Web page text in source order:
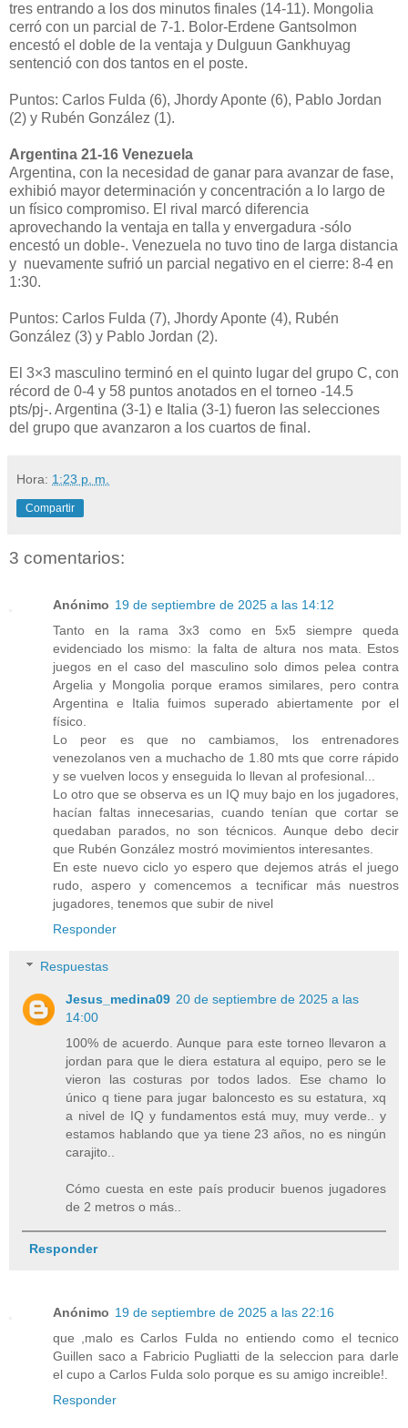
tres entrando a los dos minutos finales (14-11). Mongolia
cerró con un parcial de 7-1. Bolor-Erdene Gantsolmon
encestó el doble de la ventaja y Dulguun Gankhuyag
sentenció con dos tantos en el poste.
Puntos: Carlos Fulda (6), Jhordy Aponte (6), Pablo Jordan
(2) y Rubén González (1).
Argentina 21-16 Venezuela
Argentina, con la necesidad de ganar para avanzar de fase,
exhibió mayor determinación y concentración a lo largo de
un físico compromiso. El rival marcó diferencia
aprovechando la ventaja en talla y envergadura -sólo
encestó un doble-. Venezuela no tuvo tino de larga distancia
y nuevamente sufrió un parcial negativo en el cierre: 8-4 en
1:30.
Puntos: Carlos Fulda (7), Jhordy Aponte (4), Rubén
González (3) y Pablo Jordan (2).
El 3×3 masculino terminó en el quinto lugar del grupo C, con
récord de 0-4 y 58 puntos anotados en el torneo -14.5
pts/pj-. Argentina (3-1) e Italia (3-1) fueron las selecciones
del grupo que avanzaron a los cuartos de final.
Hora: 1:23 p. m.
Compartir
3 comentarios:
Anónimo 19 de septiembre de 2025 a las 14:12
Tanto en la rama 3x3 como en 5x5 siempre queda
evidenciado los mismo: la falta de altura nos mata. Estos
juegos en el caso del masculino solo dimos pelea contra
Argelia y Mongolia porque eramos similares, pero contra
Argentina e Italia fuimos superado abiertamente por el
físico.
Lo peor es que no cambiamos, los entrenadores
venezolanos ven a muchacho de 1.80 mts que corre rápido
y se vuelven locos y enseguida lo llevan al profesional...
Lo otro que se observa es un IQ muy bajo en los jugadores,
hacían faltas innecesarias, cuando tenían que cortar se
quedaban parados, no son técnicos. Aunque debo decir
que Rubén González mostró movimientos interesantes.
En este nuevo ciclo yo espero que dejemos atrás el juego
rudo, aspero y comencemos a tecnificar más nuestros
jugadores, tenemos que subir de nivel
Responder
Respuestas
Jesus_medina09 20 de septiembre de 2025 a las
14:00
100% de acuerdo. Aunque para este torneo llevaron a
jordan para que le diera estatura al equipo, pero se le
vieron las costuras por todos lados. Ese chamo lo
único q tiene para jugar baloncesto es su estatura, xq
a nivel de IQ y fundamentos está muy, muy verde.. y
estamos hablando que ya tiene 23 años, no es ningún
carajito..
Cómo cuesta en este país producir buenos jugadores
de 2 metros o más..
Responder
Anónimo 19 de septiembre de 2025 a las 22:16
que ,malo es Carlos Fulda no entiendo como el tecnico
Guillen saco a Fabricio Pugliatti de la seleccion para darle
el cupo a Carlos Fulda solo porque es su amigo increible!.
Responder